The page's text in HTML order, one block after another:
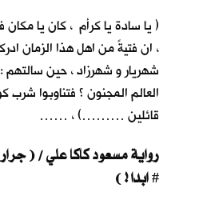
( يا سادة يا كرأم ، كان يا مكان
، ان فتيةً من اهل هذا الزمان
شهريار و شهرزاد ، حين سالتهم
العالم المجنون ؟ فتناوبوا
قائلين ………) ، ……
رواية مسعود كاكا علي / (
#